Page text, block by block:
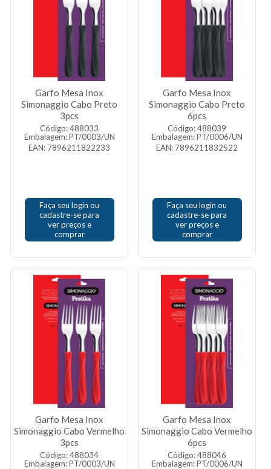
Garfo Mesa Inox
Simonaggio Cabo Preto
3pcs
Código: 488033
Embalagem: PT/0003/UN
EAN: 7896211822233
Faça seu login ou
cadastre-se para
ver preços e
comprar
Garfo Mesa Inox
Simonaggio Cabo Preto
6pcs
Código: 488039
Embalagem: PT/0006/UN
EAN: 7896211832522
Faça seu login ou
cadastre-se para
ver preços e
comprar
Garfo Mesa Inox
Simonaggio Cabo Vermelho
3pcs
Código: 488034
Embalagem: PT/0003/UN
Garfo Mesa Inox
Simonaggio Cabo Vermelho
6pcs
Código: 488046
Embalagem: PT/0006/UN